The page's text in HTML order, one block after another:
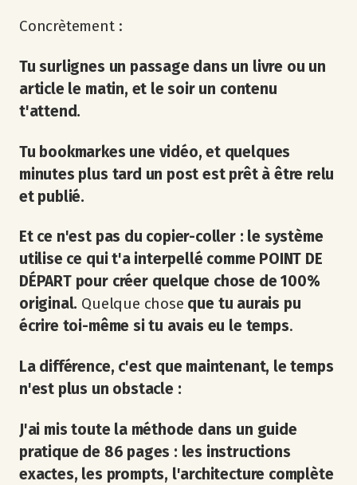
Concrètement :
Tu surlignes un passage dans un livre ou un
article le matin, et le soir un contenu
t'attend.
Tu bookmarkes une vidéo, et quelques
minutes plus tard un post est prêt à être relu
et publié.
Et ce n'est pas du copier-coller : le système
utilise ce qui t'a interpellé comme POINT DE
DÉPART pour créer quelque chose de 100%
original. Quelque chose que tu aurais pu
écrire toi-même si tu avais eu le temps.
La différence, c'est que maintenant, le temps
n'est plus un obstacle :
J'ai mis toute la méthode dans un guide
pratique de 86 pages : les instructions
exactes, les prompts, l'architecture complète